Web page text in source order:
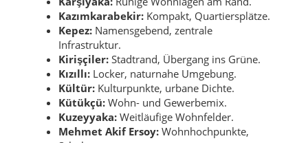
Kazımkarabekir: Kompakt, Quartiersplätze.
Kepez: Namensgebend, zentrale
Infrastruktur.
Kirişçiler: Stadtrand, Übergang ins Grüne.
Kızıllı: Locker, naturnahe Umgebung.
Kültür: Kulturpunkte, urbane Dichte.
Kütükçü: Wohn- und Gewerbemix.
Kuzeyyaka: Weitläufige Wohnfelder.
Mehmet Akif Ersoy: Wohnhochpunkte,